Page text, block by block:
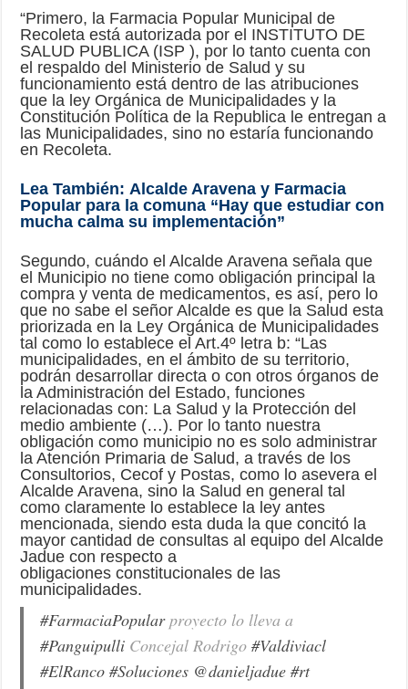
“Primero, la Farmacia Popular Municipal de
Recoleta está autorizada por el INSTITUTO DE
SALUD PUBLICA (ISP ), por lo tanto cuenta con
el respaldo del Ministerio de Salud y su
funcionamiento está dentro de las atribuciones
que la ley Orgánica de Municipalidades y la
Constitución Política de la Republica le entregan a
las Municipalidades, sino no estaría funcionando
en Recoleta.
Lea También: Alcalde Aravena y Farmacia
Popular para la comuna “Hay que estudiar con
mucha calma su implementación”
Segundo, cuándo el Alcalde Aravena señala que
el Municipio no tiene como obligación principal la
compra y venta de medicamentos, es así, pero lo
que no sabe el señor Alcalde es que la Salud esta
priorizada en la Ley Orgánica de Municipalidades
tal como lo establece el Art.4º letra b: “Las
municipalidades, en el ámbito de su territorio,
podrán desarrollar directa o con otros órganos de
la Administración del Estado, funciones
relacionadas con: La Salud y la Protección del
medio ambiente (…). Por lo tanto nuestra
obligación como municipio no es solo administrar
la Atención Primaria de Salud, a través de los
Consultorios, Cecof y Postas, como lo asevera el
Alcalde Aravena, sino la Salud en general tal
como claramente lo establece la ley antes
mencionada, siendo esta duda la que concitó la
mayor cantidad de consultas al equipo del Alcalde
Jadue con respecto a
obligaciones constitucionales de las
municipalidades.
#FarmaciaPopularproyecto lo lleva a
#Panguipulli Concejal Rodrigo#Valdiviacl
#ElRanco #Soluciones @danieljadue #rt